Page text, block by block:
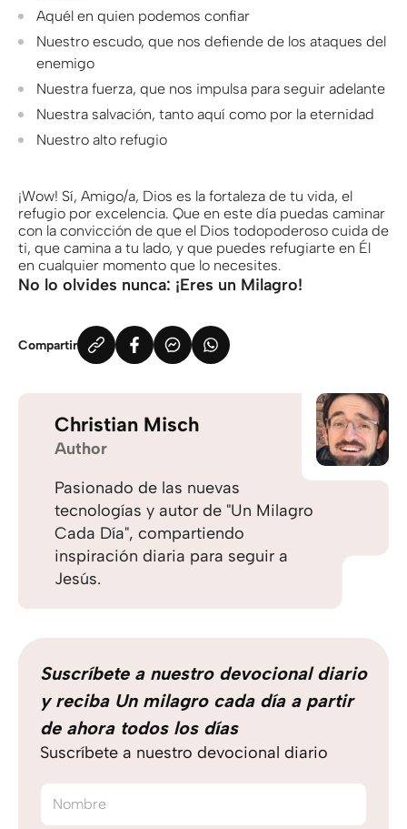
Aquél en quien podemos confiar
Nuestro escudo, que nos defiende de los ataques del
enemigo
Nuestra fuerza, que nos impulsa para seguir adelante
Nuestra salvación, tanto aquí como por la eternidad
Nuestro alto refugio
¡Wow! Sí, Amigo/a, Dios es la fortaleza de tu vida, el
refugio por excelencia. Que en este día puedas caminar
con la convicción de que el Dios todopoderoso cuida de
ti, que camina a tu lado, y que puedes refugiarte en Él
en cualquier momento que lo necesites.
No lo olvides nunca: ¡Eres un Milagro!
Compartir
Christian Misch
Author
Pasionado de las nuevas
tecnologías y autor de "Un Milagro
Cada Día", compartiendo
inspiración diaria para seguir a
Jesús.
Suscríbete a nuestro devocional diario
y reciba Un milagro cada día a partir
de ahora todos los días
Suscríbete a nuestro devocional diario
Nombre